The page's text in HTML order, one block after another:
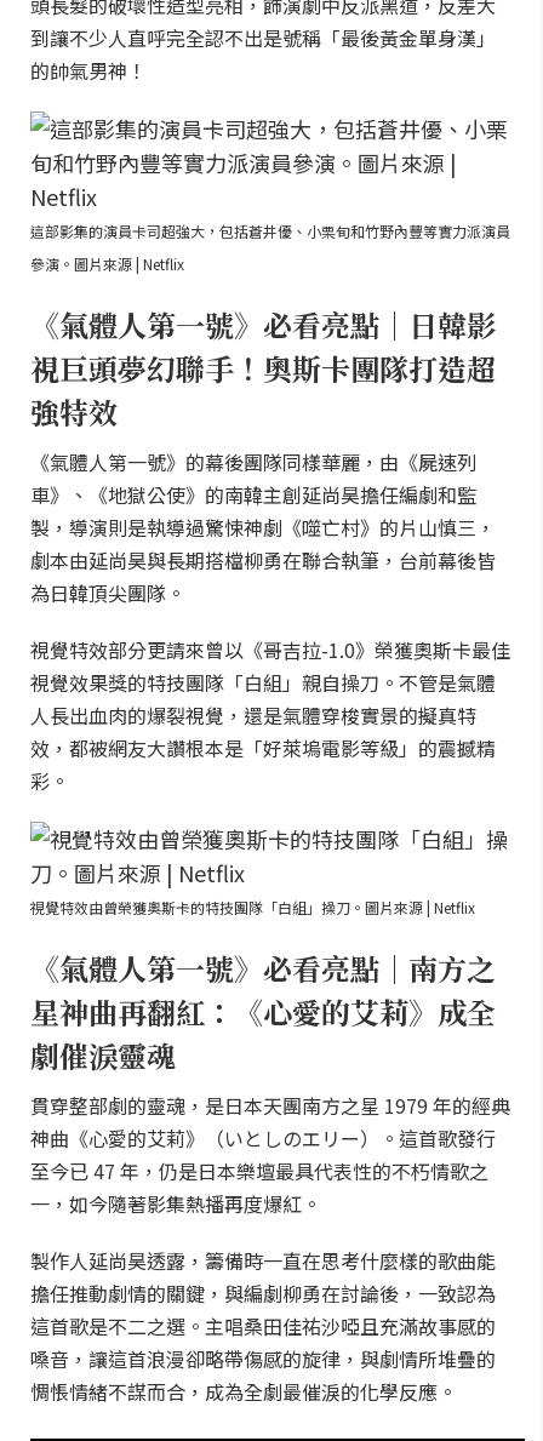
到讓不少人直呼完全認不出是號稱「最後黃金單身漢」
的帥氣男神！
這部影集的演員卡司超強大，包括蒼井優、小栗旬和竹野內豐等實力派演員
參演。圖片來源 | Netflix
《氣體人第一號》必看亮點｜日韓影
視巨頭夢幻聯手！奧斯卡團隊打造超
強特效
《氣體人第一號》的幕後團隊同樣華麗，由《屍速列
車》、《地獄公使》的南韓主創延尚昊擔任編劇和監
製，導演則是執導過驚悚神劇《噬亡村》的片山慎三，
劇本由延尚昊與長期搭檔柳勇在聯合執筆，台前幕後皆
為日韓頂尖團隊。
視覺特效部分更請來曾以《哥吉拉-1.0》榮獲奧斯卡最佳
視覺效果獎的特技團隊「白組」親自操刀。不管是氣體
人長出血肉的爆裂視覺，還是氣體穿梭實景的擬真特
效，都被網友大讚根本是「好萊塢電影等級」的震撼精
彩。
視覺特效由曾榮獲奧斯卡的特技團隊「白組」操刀。圖片來源 | Netflix
《氣體人第一號》必看亮點｜南方之
星神曲再翻紅：《心愛的艾莉》成全
劇催淚靈魂
貫穿整部劇的靈魂，是日本天團南方之星 1979 年的經典
神曲《心愛的艾莉》（いとしのエリー）。這首歌發行
至今已 47 年，仍是日本樂壇最具代表性的不朽情歌之
一，如今隨著影集熱播再度爆紅。
製作人延尚昊透露，籌備時一直在思考什麼樣的歌曲能
擔任推動劇情的關鍵，與編劇柳勇在討論後，一致認為
這首歌是不二之選。主唱桑田佳祐沙啞且充滿故事感的
嗓音，讓這首浪漫卻略帶傷感的旋律，與劇情所堆疊的
惆悵情緒不謀而合，成為全劇最催淚的化學反應。